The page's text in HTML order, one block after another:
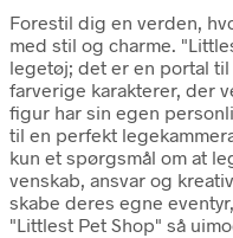
Forestil dig en verden,
med stil og charme.
legetøj; det er en portal
farverige karakterer, der
figur har sin egen
til en perfekt
kun et spørgsmål om at
venskab, ansvar og
skabe deres egne
"Littlest Pet Shop" så